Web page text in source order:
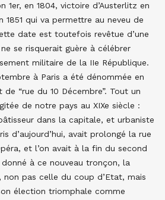
1er, en 1804, victoire d’Austerlitz en
1851 qui va permettre au neveu de
date est toutefois revêtue d’une
se risquerait guère à célébrer
militaire de la IIe République.
à Paris a été dénommée en
“rue du 10 Décembre”. Tout un
de notre pays au XIXe siècle :
dans la capitale, et urbaniste
d’aujourd’hui, avait prolongé la rue
et l’on avait à la fin du second
à ce nouveau tronçon, la
non pas celle du coup d’Etat, mais
élection triomphale comme